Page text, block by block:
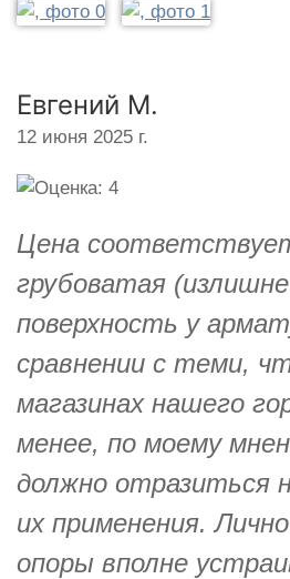
Евгений М.
12 июня 2025 г.
Цена
грубоватая
поверхность у
сравнении с теми,
магазинах нашего
менее, по моему
должно отразиться
их применения.
опоры вполне